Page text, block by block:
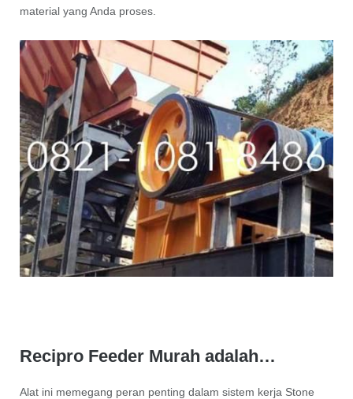
material yang Anda proses.
Recipro Feeder Murah adalah…
Alat ini memegang peran penting dalam sistem kerja Stone